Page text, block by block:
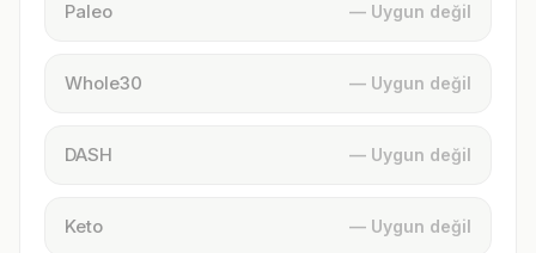
Paleo — Uygun değil
Whole30 — Uygun değil
DASH — Uygun değil
Keto — Uygun değil